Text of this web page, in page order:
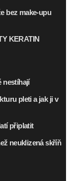
bez make-upu
KERATIN
nestíhají
pleti a jak ji v
připlatit
neuklizená skříň